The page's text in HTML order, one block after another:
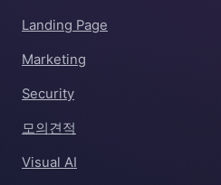
Landing Page
Marketing
Security
모의견적
Visual AI